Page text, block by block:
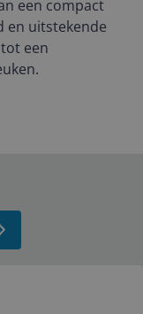
een compact
en uitstekende
een